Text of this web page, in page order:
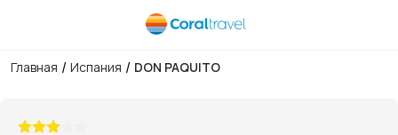
Главная / Испания / DON PAQUITO